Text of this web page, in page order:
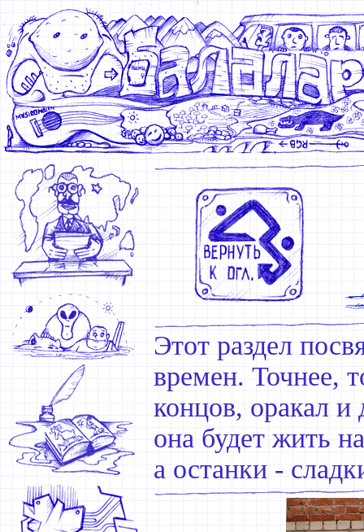
Этот раздел
времен. Точнее,
концов, оракал
она будет жить
а останки -